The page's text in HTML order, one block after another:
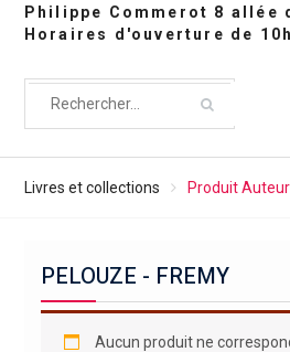
Livres et collections Produit Auteur
PELOUZE - FREMY
Aucun produit ne